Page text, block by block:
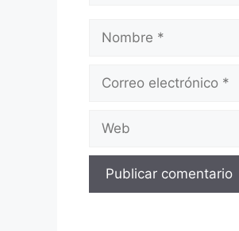
Nombre
Correo
Web